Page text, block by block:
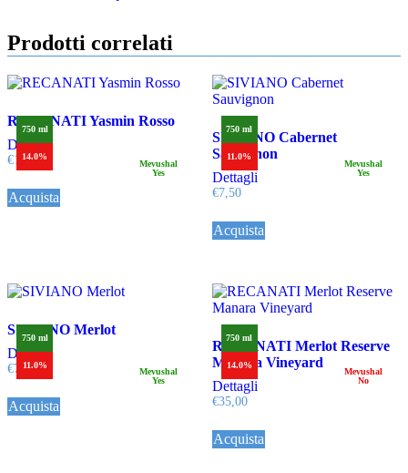
Prodotti correlati
750 ml
14.0%
Mevushal
Yes
RECANATI Yasmin Rosso
Dettagli
€19,00
Acquista
750 ml
11.0%
Mevushal
Yes
SIVIANO Cabernet
Sauvignon
Dettagli
€7,50
Acquista
750 ml
11.0%
Mevushal
Yes
SIVIANO Merlot
Dettagli
€7,50
Acquista
750 ml
14.0%
Mevushal
No
RECANATI Merlot Reserve
Manara Vineyard
Dettagli
€35,00
Acquista